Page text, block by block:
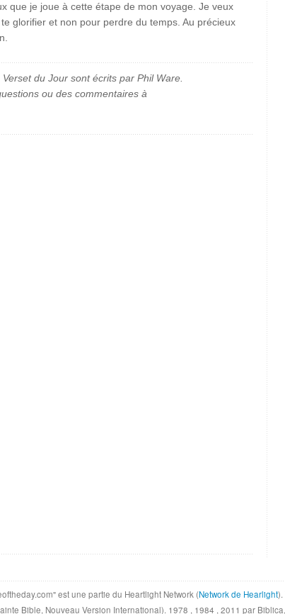
que je joue à cette étape de mon voyage. Je veux
glorifier et non pour perdre du temps. Au précieux
du Jour sont écrits par Phil Ware.
ou des commentaires à
est une partie du Heartlight Network (Network de Hearlight).
Bible, Nouveau Version International). 1978 , 1984 , 2011 par